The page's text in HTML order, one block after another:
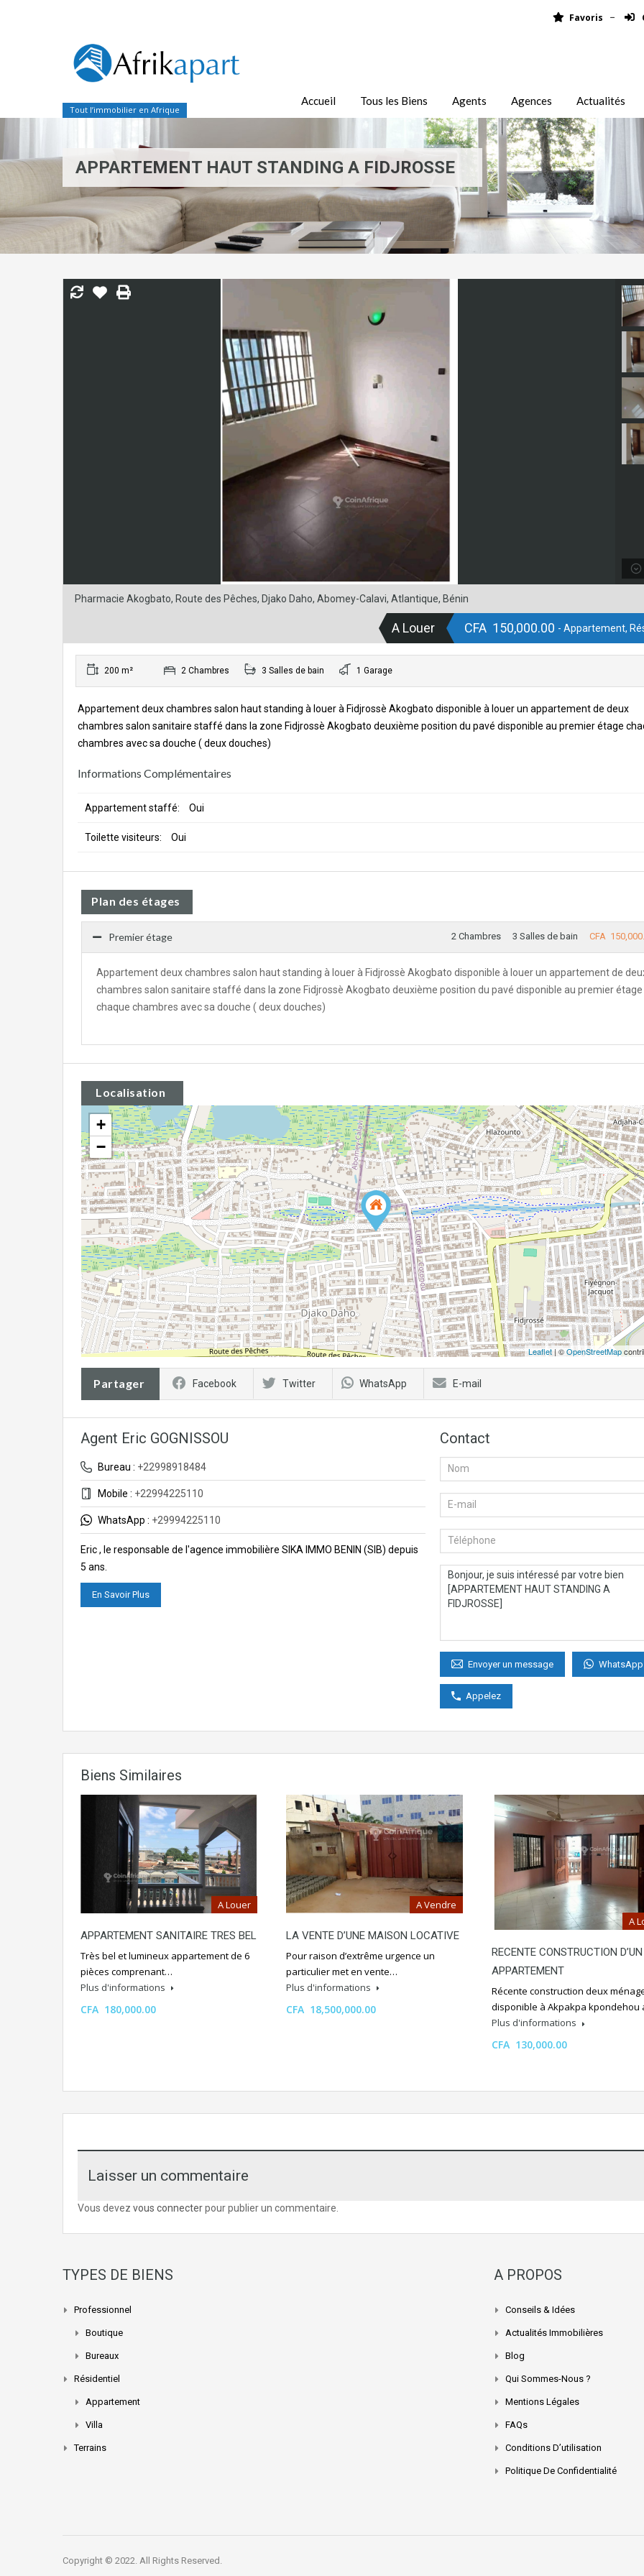
Favoris
Tout l’immobilier en Afrique
Accueil Tous les Biens Agents Agences Actualités
APPARTEMENT HAUT STANDING A FIDJROSSE
Pharmacie Akogbato, Route des Pêches, Djako Daho, Abomey-Calavi, Atlantique, Bénin
A Louer CFA 150,000.00 - Appartement,
200 m² 2 Chambres 3 Salles de bain 1 Garage
Appartement deux chambres salon haut standing à louer à Fidjrossè Akogbato disponible à louer un appartement de deux
chambres salon sanitaire staffé dans la zone Fidjrossè Akogbato deuxième position du pavé disponible au premier étage
chambres avec sa douche ( deux douches)
Informations Complémentaires
Appartement staffé: Oui
Toilette visiteurs: Oui
Plan des étages
Premier étage 2 Chambres 3 Salles de bain CFA
Appartement deux chambres salon haut standing à louer à Fidjrossè Akogbato disponible à louer un appartement de
chambres salon sanitaire staffé dans la zone Fidjrossè Akogbato deuxième position du pavé disponible au premier étage
chaque chambres avec sa douche ( deux douches)
Localisation
+
−
Leaflet| ©OpenStreetMap
Partager Facebook Twitter WhatsApp E-mail
Agent Eric GOGNISSOU
Bureau : +22998918484
Mobile : +22994225110
WhatsApp : +29994225110
Eric , le responsable de l'agence immobilière SIKA IMMO BENIN (SIB) depuis
5 ans.
En Savoir Plus
Contact
Envoyer un message WhatsApp
Appelez
Biens Similaires
A Louer
APPARTEMENT SANITAIRE TRES BEL
Très bel et lumineux appartement de 6
pièces comprenant…
Plus d'informations
CFA 180,000.00
A Vendre
LA VENTE D’UNE MAISON LOCATIVE
Pour raison d’extrême urgence un
particulier met en vente…
Plus d'informations
CFA 18,500,000.00
A
RECENTE CONSTRUCTION D’UN
APPARTEMENT
Récente construction deux
disponible à Akpakpa kpondehou
Plus d'informations
CFA 130,000.00
Laisser un commentaire
Vous devez vous connecterpour publier un commentaire.
TYPES DE BIENS
Professionnel
Boutique
Bureaux
Résidentiel
Appartement
Villa
Terrains
A PROPOS
Conseils & Idées
Actualités Immobilières
Blog
Qui Sommes-Nous ?
Mentions Légales
FAQs
Conditions D’utilisation
Politique De Confidentialité
Copyright © 2022. All Rights Reserved.